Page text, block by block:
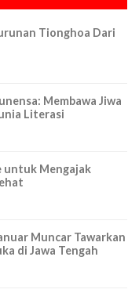
Tionghoa Dari
Membawa Jiwa
Literasi
untuk Mengajak
Muncar Tawarkan
di Jawa Tengah